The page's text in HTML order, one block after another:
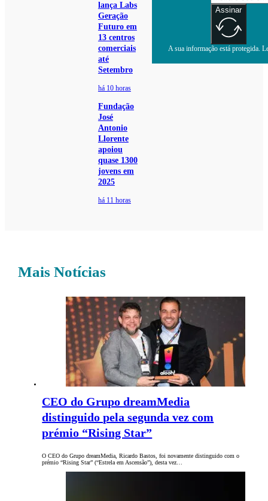
lança Labs
Geração
Futuro em
13 centros
comerciais
até
Setembro
há 10 horas
Fundação
José
Antonio
Llorente
apoiou
quase 1300
jovens em
2025
há 11 horas
Assinar
A sua informação está protegida.
Mais Notícias
CEO do Grupo dreamMedia
distinguido pela segunda vez com
prémio “Rising Star”
O CEO do Grupo dreamMedia, Ricardo Bastos, foi novamente distinguido com o
prémio “Rising Star” (“Estrela em Ascensão”), desta vez…